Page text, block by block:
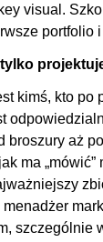
visual.
portfolio
kimś, kto po
broszury aż
ma
menadżer
szczególnie